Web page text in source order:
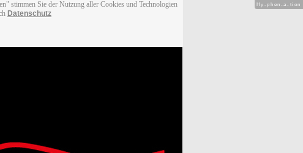
stimmen Sie der Nutzung aller Cookies und Technologien
Datenschutz
Hy-phen-a-tion